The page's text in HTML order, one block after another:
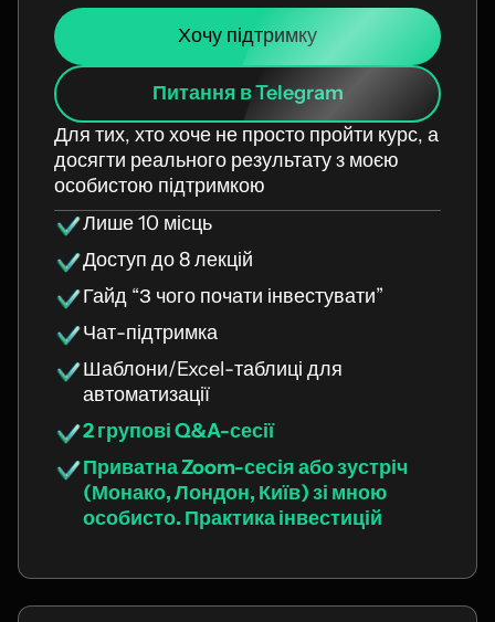
Хочу підтримку
Питання в Telegram
Для тих, хто хоче не просто пройти курс, а
досягти реального результату з моєю
особистою підтримкою
Лише 10 місць
Доступ до 8 лекцій
Гайд “З чого почати інвестувати”
Чат-підтримка
Шаблони/Excel-таблиці для
автоматизації
2 групові Q&A-сесії
Приватна Zoom-сесія або зустріч
(Монако, Лондон, Київ) зі мною
особисто. Практика інвестицій